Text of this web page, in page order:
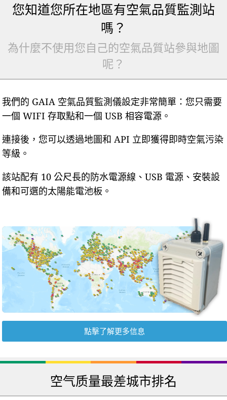
您知道您所在地區有空氣品質監測站
嗎？
為什麼不使用您自己的空氣品質站參與地圖
呢？
我們的 GAIA 空氣品質監測儀設定非常簡單：您只需要
一個 WIFI 存取點和一個 USB 相容電源。
連接後，您可以透過地圖和 API 立即獲得即時空氣污染
等級。
該站配有 10 公尺長的防水電源線、USB 電源、安裝設
備和可選的太陽能電池板。
點擊了解更多信息
空气质量最差城市排名